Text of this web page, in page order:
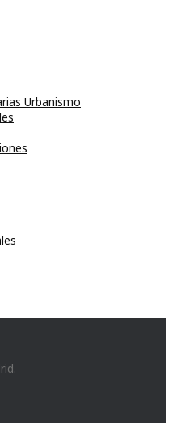
Urbanismo